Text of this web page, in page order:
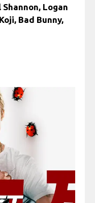
Logan
Bad Bunny,